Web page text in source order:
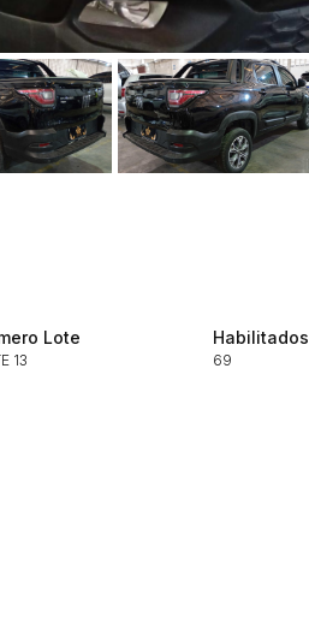
Lote
13
Habilitados
69
14/04/2025 18:43:11